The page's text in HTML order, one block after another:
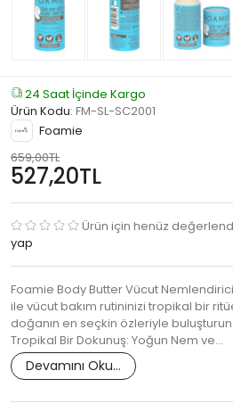
24 Saat İçinde Kargo
Ürün Kodu: FM-SL-SC2001
Foamie
659,00TL
527,20TL
Ürün için henüz
yap
Foamie Body Butter Vücut
ile vücut bakım rutininizi tropikal bir
doğanın en seçkin özleriyle buluşturun.
Tropikal Bir Dokunuş: Yoğun Nem ve…
Devamını Oku...